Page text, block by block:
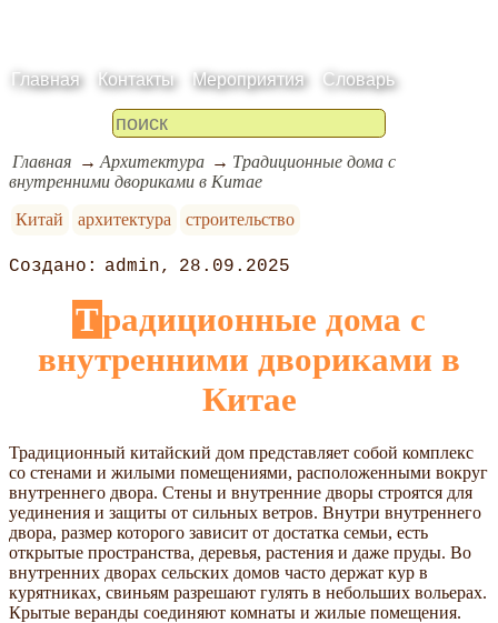
Главная Контакты Мероприятия Словарь
Главная Архитектура
Традиционные дома с
внутренними двориками в Китае
Китай
архитектура строительство
admin 28.09.2025
Традиционные дома с
внутренними двориками в
Китае
Традиционный китайский дом представляет собой комплекс
со стенами и жилыми помещениями, расположенными вокруг
внутреннего двора. Стены и внутренние дворы строятся для
уединения и защиты от сильных ветров. Внутри внутреннего
двора, размер которого зависит от достатка семьи, есть
открытые пространства, деревья, растения и даже пруды. Во
внутренних дворах сельских домов часто держат кур в
курятниках, свиньям разрешают гулять в небольших вольерах.
Крытые веранды соединяют комнаты и жилые помещения.